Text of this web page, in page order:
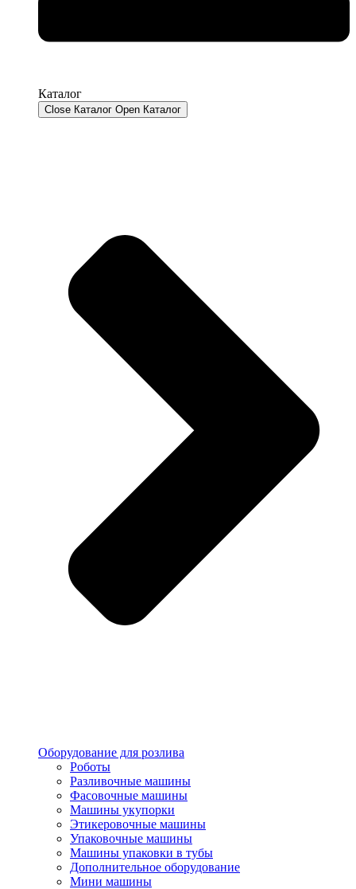
Каталог
Close Каталог Open Каталог
Оборудование для розлива
Роботы
Разливочные машины
Фасовочные машины
Машины укупорки
Этикеровочные машины
Упаковочные машины
Машины упаковки в тубы
Дополнительное оборудование
Мини машины